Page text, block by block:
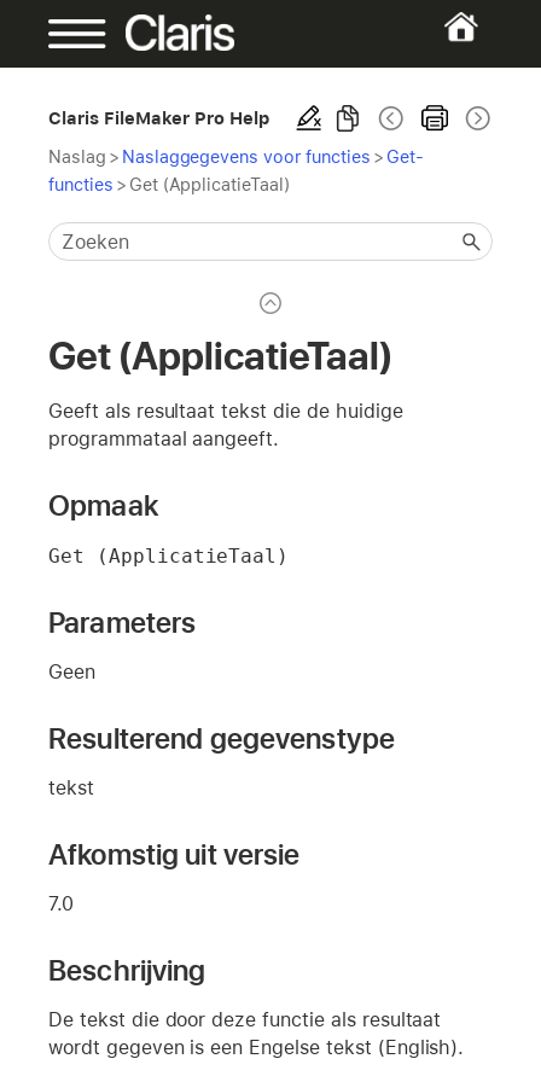
Claris FileMaker Pro Help
Naslag > Naslaggegevens voor functies > Get-
functies > Get (ApplicatieTaal)
Get (ApplicatieTaal)
Geeft als resultaat tekst die de huidige
programmataal aangeeft.
Opmaak
Get (ApplicatieTaal)
Parameters
Geen
Resulterend gegevenstype
tekst
Afkomstig uit versie
7.0
Beschrijving
De tekst die door deze functie als resultaat
wordt gegeven is een Engelse tekst (English).